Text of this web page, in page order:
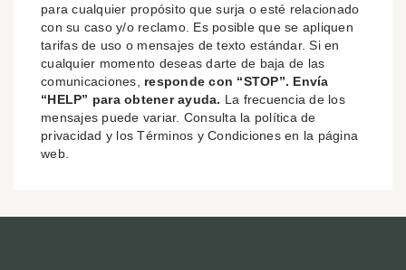
para cualquier propósito que surja o esté relacionado
con su caso y/o reclamo. Es posible que se apliquen
tarifas de uso o mensajes de texto estándar. Si en
cualquier momento deseas darte de baja de las
comunicaciones, responde con “STOP”. Envía
“HELP” para obtener ayuda. La frecuencia de los
mensajes puede variar. Consulta la política de
privacidad y los Términos y Condiciones en la página
web.